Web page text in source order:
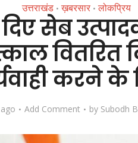
उत्तराखंड • ख़बरसार • लोकप्रिय
सेब
वितरित
करने के
Add Comment by Subodh